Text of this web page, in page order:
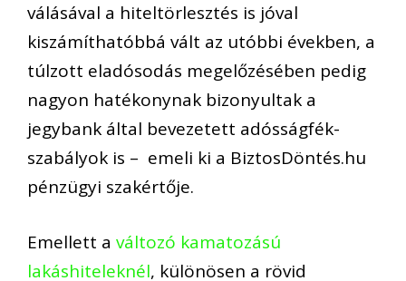
válásával a hiteltörlesztés is jóval
kiszámíthatóbbá vált az utóbbi években, a
túlzott eladósodás megelőzésében pedig
nagyon hatékonynak bizonyultak a
jegybank által bevezetett adósságfék-
szabályok is – emeli ki a BiztosDöntés.hu
pénzügyi szakértője.
Emellett a változó kamatozású
lakáshiteleknél, különösen a rövid